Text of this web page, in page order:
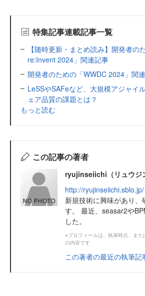
特集記事連載記事一覧
【随時更新・まとめ読み】開発者の
re:Invent 2024」関連記事
開発者のための「WWDC 2024」関
LeSSやSAFeなど、大規模アジャイ
ェア品質の課題とは？
もっと読む
この記事の著者
ryujinseiichi（リュウジ
http://ryujinseiichi.sblo.jp/
新規技術に興味があり、
す。 最近、seasar2や
した。
※プロフィールは、執筆時点、ま
の内容です
この著者の最近の執筆記